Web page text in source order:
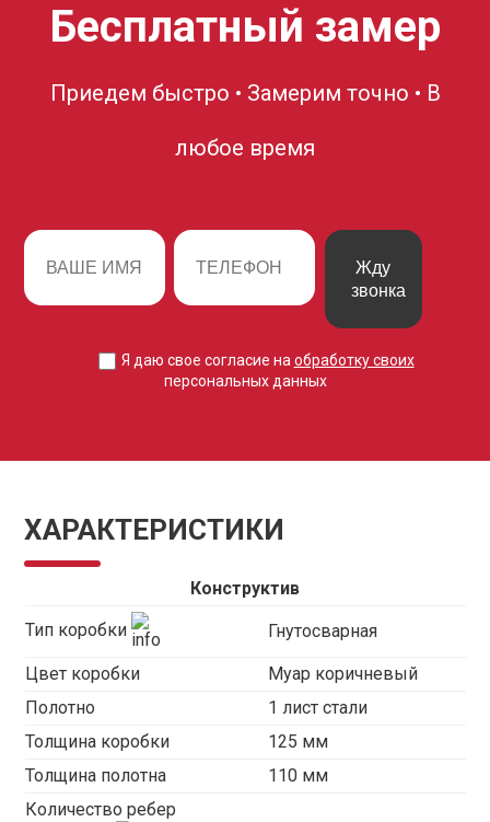
Бесплатный замер
Приедем быстро • Замерим точно • В
любое время
Жду
звонка
Я даю свое согласие на обработку своих
персональных данных
ХАРАКТЕРИСТИКИ
Конструктив
Тип коробки Гнутосварная
Цвет коробки
Муар коричневый
Полотно
1 лист стали
Толщина коробки
125 мм
Толщина полотна
110 мм
Количество ребер